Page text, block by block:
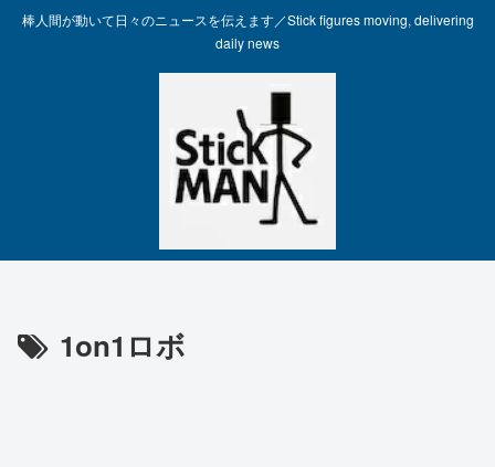
棒人間が動いて日々のニュースを伝えます／Stick figures moving, delivering
daily news
1on1ロボ